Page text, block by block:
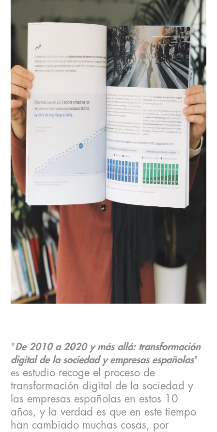
"De 2010 a 2020 y más allá: transformación
digital de la sociedad y empresas españolas"
es estudio recoge el proceso de
transformación digital de la sociedad y
las empresas españolas en estos 10
años, y la verdad es que en este tiempo
han cambiado muchas cosas, por